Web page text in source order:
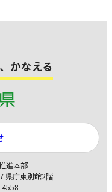
かなえる
進本部
県庁東別館2階